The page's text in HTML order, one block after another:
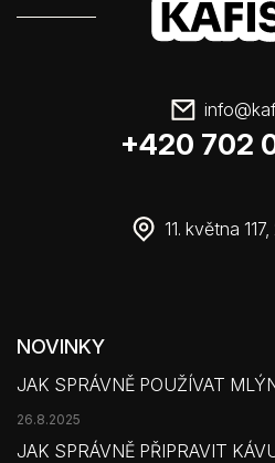
info@
+420 702
11. května
NOVINKY
JAK SPRÁVNĚ POUŽÍVAT
26.8.2025
JAK SPRÁVNĚ PŘIPRAVIT